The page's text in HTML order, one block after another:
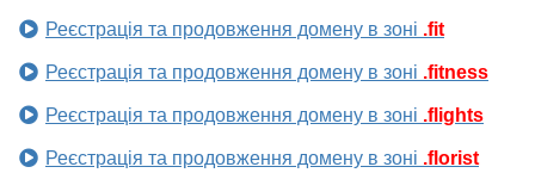
Реєстрація та продовження домену в зоні .fit
Реєстрація та продовження домену в зоні .fitness
Реєстрація та продовження домену в зоні .flights
Реєстрація та продовження домену в зоні .florist